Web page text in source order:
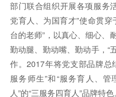
部门联合组织开展各项服务
党育人、为国育才”使命贯
台的老师”，以真心、细心、
勤动腿、勤动嘴、勤动手，“
作。2017年将党支部品牌总
服务师生”和“服务育人、
人”的“三服务四育人”品牌特